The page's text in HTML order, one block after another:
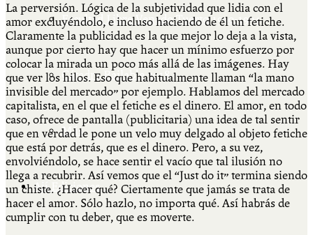
Facultad Libre Venado Tuerto 1990-1994
Cátedra Bailable 2018
Más
Ají Ediciones
La perversión. Lógica de la subjetividad que lidia con el
amor excluyéndolo, e incluso haciendo de él un fetiche.
Claramente la publicidad es la que mejor lo deja a la vista,
aunque por cierto hay que hacer un mínimo esfuerzo por
colocar la mirada un poco más allá de las imágenes. Hay
que ver los hilos. Eso que habitualmente llaman “la mano
invisible del mercado” por ejemplo. Hablamos del mercado
capitalista, en el que el fetiche es el dinero. El amor, en todo
caso, ofrece de pantalla (publicitaria) una idea de tal sentir
que en verdad le pone un velo muy delgado al objeto fetiche
que está por detrás, que es el dinero. Pero, a su vez,
envolviéndolo, se hace sentir el vacío que tal ilusión no
llega a recubrir. Así vemos que el “Just do it” termina siendo
un chiste. ¿Hacer qué? Ciertamente que jamás se trata de
hacer el amor. Sólo hazlo, no importa qué. Así habrás de
cumplir con tu deber, que es moverte.